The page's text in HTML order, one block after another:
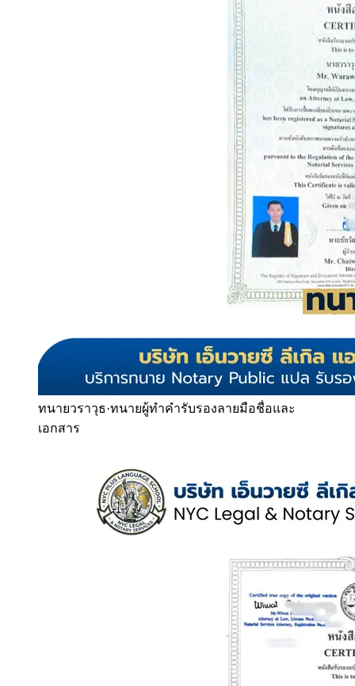
ทนายวราวุธ·ทนายผู้ทำคำรับรองลายมือชื่อและ
เอกสาร